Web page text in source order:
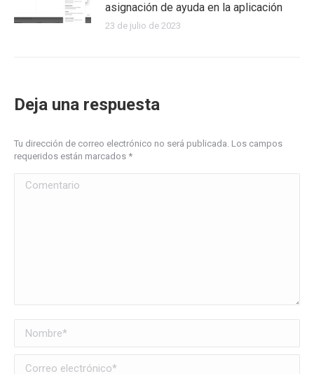
asignación de ayuda en la aplicación
23 de julio de 2023
Deja una respuesta
Tu dirección de correo electrónico no será publicada. Los campos
requeridos están marcados *
Comentario
Nombre *
Correo electrónico *